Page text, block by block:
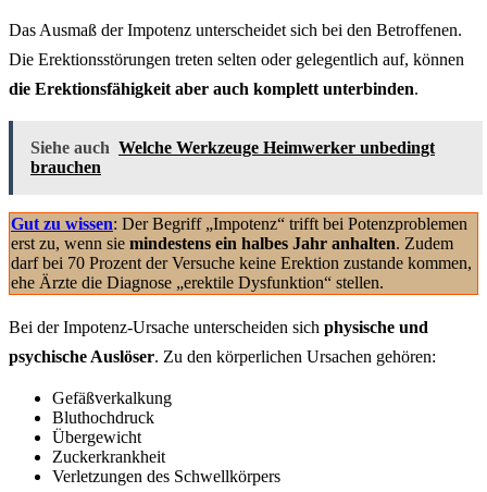
Das Ausmaß der Impotenz unterscheidet sich bei den Betroffenen.
Die Erektionsstörungen treten selten oder gelegentlich auf, können
die Erektionsfähigkeit aber auch komplett unterbinden.
Siehe auch Welche Werkzeuge Heimwerker unbedingt
brauchen
Gut zu wissen: Der Begriff „Impotenz“ trifft bei Potenzproblemen
erst zu, wenn sie mindestens ein halbes Jahr anhalten. Zudem
darf bei 70 Prozent der Versuche keine Erektion zustande kommen,
ehe Ärzte die Diagnose „erektile Dysfunktion“ stellen.
Bei der Impotenz-Ursache unterscheiden sich physische und
psychische Auslöser. Zu den körperlichen Ursachen gehören:
Gefäßverkalkung
Bluthochdruck
Übergewicht
Zuckerkrankheit
Verletzungen des Schwellkörpers